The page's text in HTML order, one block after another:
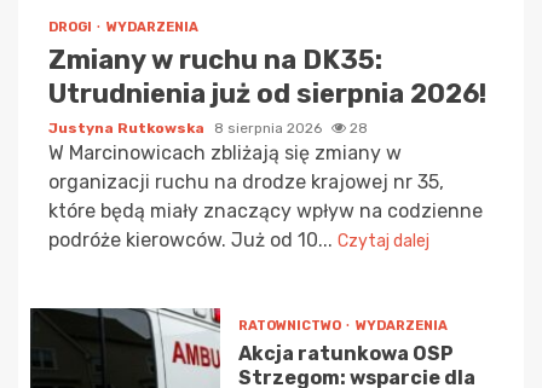
DROGI WYDARZENIA
Zmiany w ruchu na DK35:
Utrudnienia już od sierpnia 2026!
Justyna Rutkowska 8 sierpnia 2026 28
W Marcinowicach zbliżają się zmiany w
organizacji ruchu na drodze krajowej nr 35,
które będą miały znaczący wpływ na codzienne
podróże kierowców. Już od 10... Czytaj dalej
RATOWNICTWO WYDARZENIA
Akcja ratunkowa OSP
Strzegom: wsparcie dla